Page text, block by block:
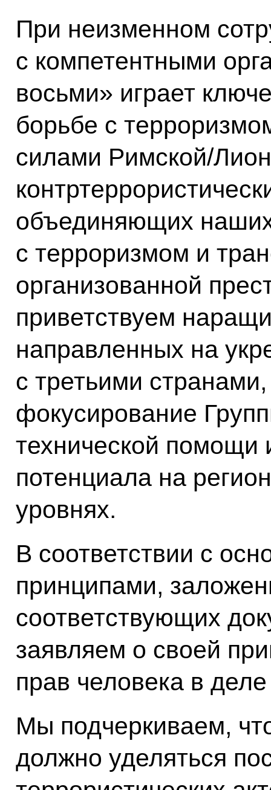
При неизменном
с компетентными
восьми» играет
борьбе с
силами Римской/
объединяющих
с терроризмом и
организованной
приветствуем
направленных на
с третьими
фокусирование
технической
потенциала на
уровнях.
В соответствии с
принципами,
соответствующих
заявляем о своей
прав человека в
Мы подчеркиваем,
должно уделяться